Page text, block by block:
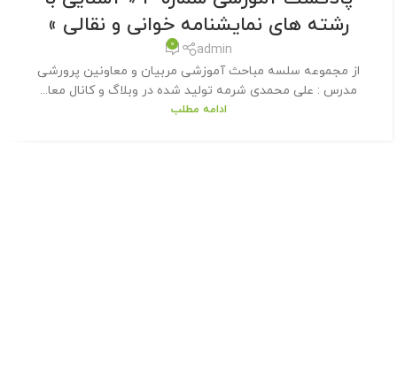
رشته های نمایشنامه خوانی و نقالی »
admin
0
از مجموعه سلسه مباحث آموزشی مربیان و معاونین پرورشی
مدرس : علی محمدی شرمه تولید شده در وبلاگ و کانال معا...
ادامه مطلب